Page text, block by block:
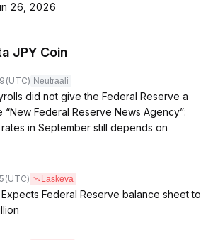
26, 2026
JPY Coin
(UTC) Neutraali
did not give the Federal Reserve a
“New Federal Reserve News Agency”:
in September still depends on
(UTC) Laskeva
Federal Reserve balance sheet to